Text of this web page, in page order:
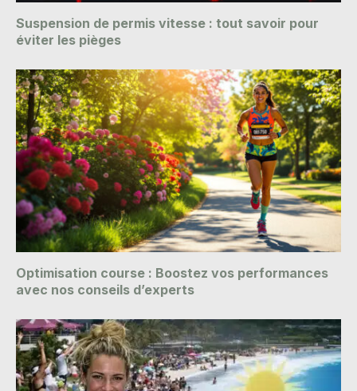
Suspension de permis vitesse : tout savoir pour
éviter les pièges
Optimisation course : Boostez vos performances
avec nos conseils d’experts